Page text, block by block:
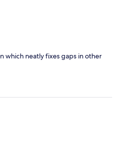
which neatly fixes gaps in other